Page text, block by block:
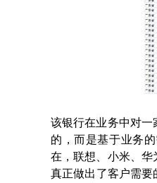
该银行在业务中对
的，而是基于业务
在，联想、小米、华
真正做出了客户需